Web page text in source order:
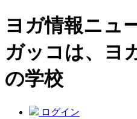
ヨガ情報ニュ
ガッコは、ヨ
の学校
ログイン